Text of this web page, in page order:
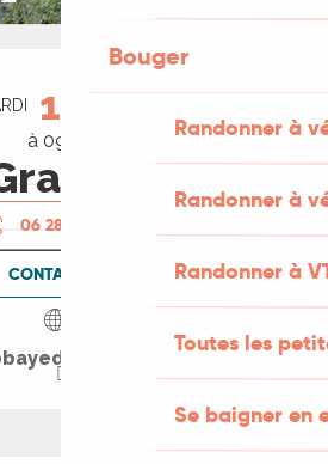
Bouger
Randonner à
Randonner à
Randonner à
Toutes les
Se baigner en
11
à 09:00
06 28 05 07
CONTACTEZ-NOUS